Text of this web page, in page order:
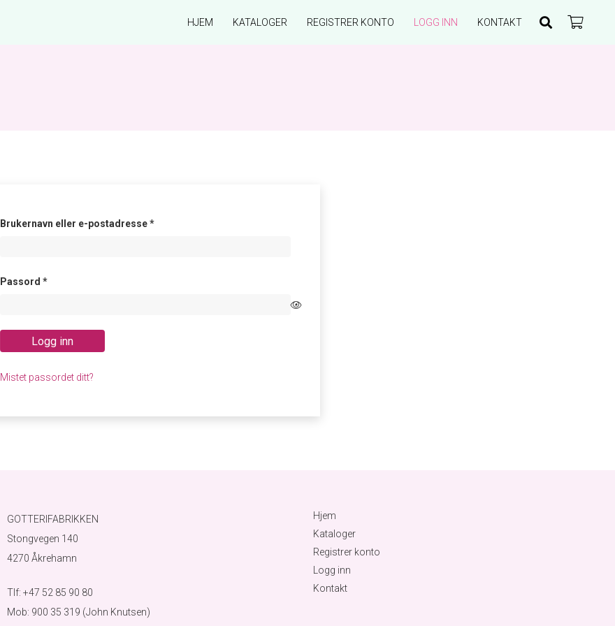
HJEM KATALOGER REGISTRER KONTO LOGG INN KONTAKT
Brukernavn eller e-postadresse*Påkrevd
Passord *Påkrevd
Logg inn
Mistet passordet ditt?
GOTTERIFABRIKKEN
Stongvegen 140
4270 Åkrehamn
Tlf: +47 52 85 90 80
Mob: 900 35 319 (John Knutsen)
Hjem
Kataloger
Registrer konto
Logg inn
Kontakt